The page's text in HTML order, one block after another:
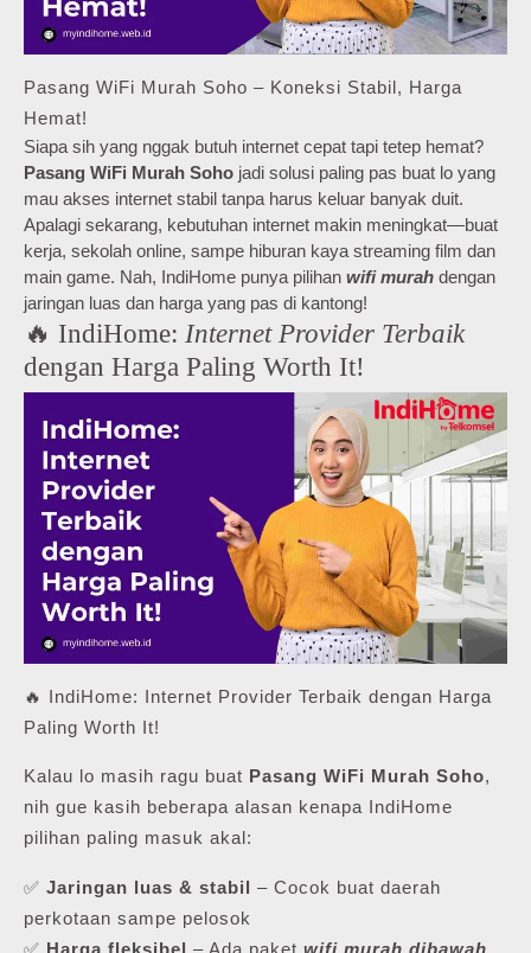
Pasang WiFi Murah Soho – Koneksi Stabil, Harga
Hemat!
Siapa sih yang nggak butuh internet cepat tapi tetep hemat?
Pasang WiFi Murah Soho jadi solusi paling pas buat lo yang
mau akses internet stabil tanpa harus keluar banyak duit.
Apalagi sekarang, kebutuhan internet makin meningkat—buat
kerja, sekolah online, sampe hiburan kaya streaming film dan
main game. Nah, IndiHome punya pilihan wifi murah dengan
jaringan luas dan harga yang pas di kantong!
🔥 IndiHome: Internet Provider Terbaik
dengan Harga Paling Worth It!
🔥 IndiHome: Internet Provider Terbaik dengan Harga
Paling Worth It!
Kalau lo masih ragu buat Pasang WiFi Murah Soho,
nih gue kasih beberapa alasan kenapa IndiHome
pilihan paling masuk akal:
✅ Jaringan luas & stabil – Cocok buat daerah
perkotaan sampe pelosok